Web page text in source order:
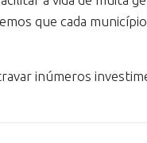
que cada
inúmeros